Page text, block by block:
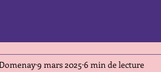
9 mars 2025 6 min de lecture